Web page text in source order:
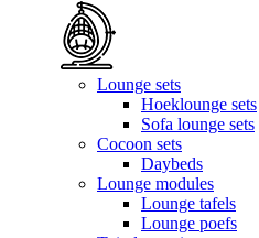
Lounge sets
Hoeklounge sets
Sofa lounge sets
Cocoon sets
Daybeds
Lounge modules
Lounge tafels
Lounge poefs